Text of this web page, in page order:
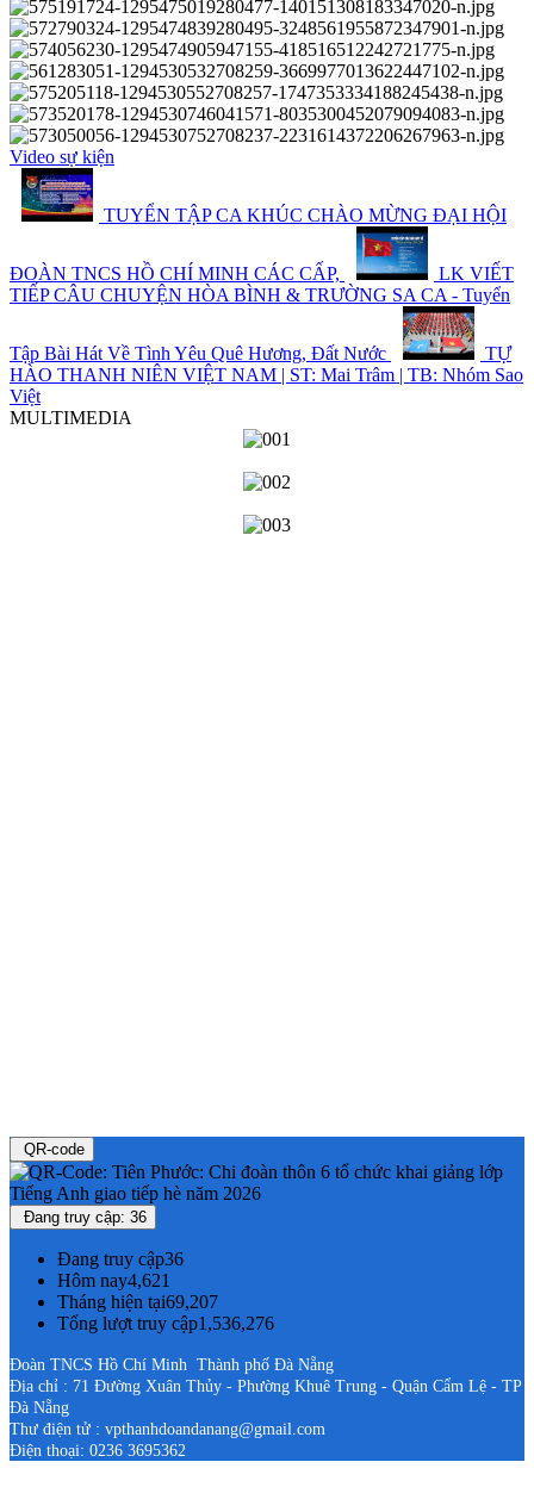
Video sự kiện
TUYỂN TẬP CA KHÚC CHÀO MỪNG ĐẠI HỘI
ĐOÀN TNCS HỒ CHÍ MINH CÁC CẤP,
LK VIẾT
TIẾP CÂU CHUYỆN HÒA BÌNH & TRƯỜNG SA CA - Tuyển
Tập Bài Hát Về Tình Yêu Quê Hương, Đất Nước
TỰ
HÀO THANH NIÊN VIỆT NAM | ST: Mai Trâm | TB: Nhóm Sao
Việt
MULTIMEDIA
QR-code
Đang truy cập: 36
Đang truy cập36
Hôm nay4,621
Tháng hiện tại69,207
Tổng lượt truy cập1,536,276
Đoàn TNCS Hồ Chí Minh Thành phố Đà Nẵng
Địa chỉ : 71 Đường Xuân Thủy - Phường Khuê Trung - Quận Cẩm Lệ - TP
Đà Nẵng
Thư điện tử : vpthanhdoandanang@gmail.com
Điện thoại: 0236 3695362